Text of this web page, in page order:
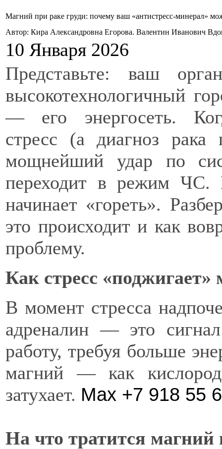
Магний при раке груди: почему ваш «антистресс-минерал»
Автор: Кира Александровна Егорова. Валентин Иванович
10 Января 2026
Представьте: ваш
высокотехнологичный
— его энергосеть.
стресс (а диагноз
мощнейший удар по
переходит в режим ЧС.
начинает «гореть».
это происходит и как
проблему.
Как стресс «поджигает»
В момент стресса
адреналин — это
работу, требуя больше
магний — как
затухает. Max +7 918 55
На что тратится магний